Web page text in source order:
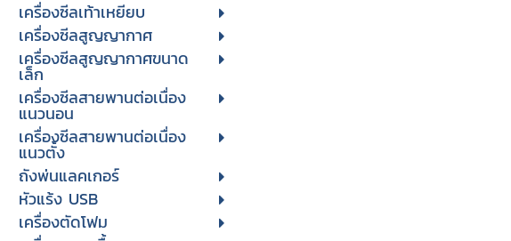
เครื่องซีลเท้าเหยียบ
เครื่องซีลสูญญากาศ
เครื่องซีลสูญญากาศขนาด
เล็ก
เครื่องซีลสายพานต่อเนื่อง
แนวนอน
เครื่องซีลสายพานต่อเนื่อง
แนวตั้ง
ถังพ่นแลคเกอร์
หัวแร้ง USB
เครื่องตัดโฟม